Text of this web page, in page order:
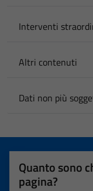
Interventi
Altri contenuti
Dati non più
Quanto sono
pagina?